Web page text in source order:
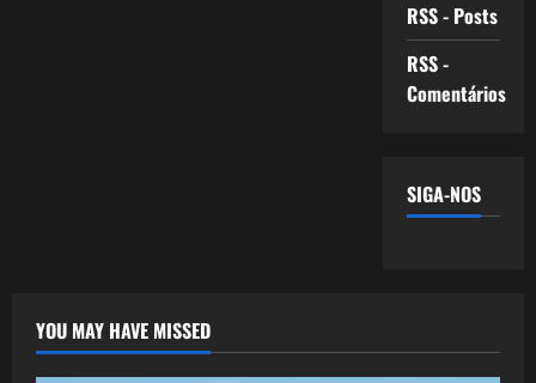
RSS - Posts
RSS -
Comentários
SIGA-NOS
YOU MAY HAVE MISSED